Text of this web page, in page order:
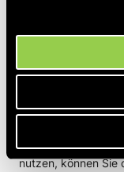
. Sie
Agenturen genutzt,
in den
verfügbar, die Site
Drittanbietern wie
Kundenrolle
nutzen, können Sie